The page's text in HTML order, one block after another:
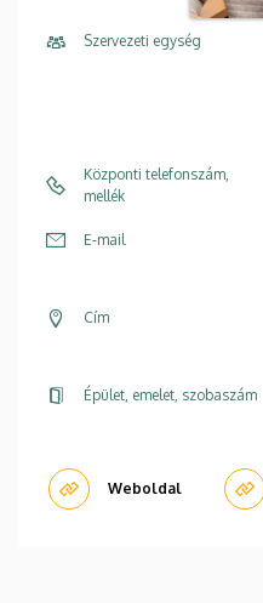
Szervezeti egység
Központi telefonszám,
mellék
E-mail
Cím
Épület, emelet, szobaszám
Weboldal